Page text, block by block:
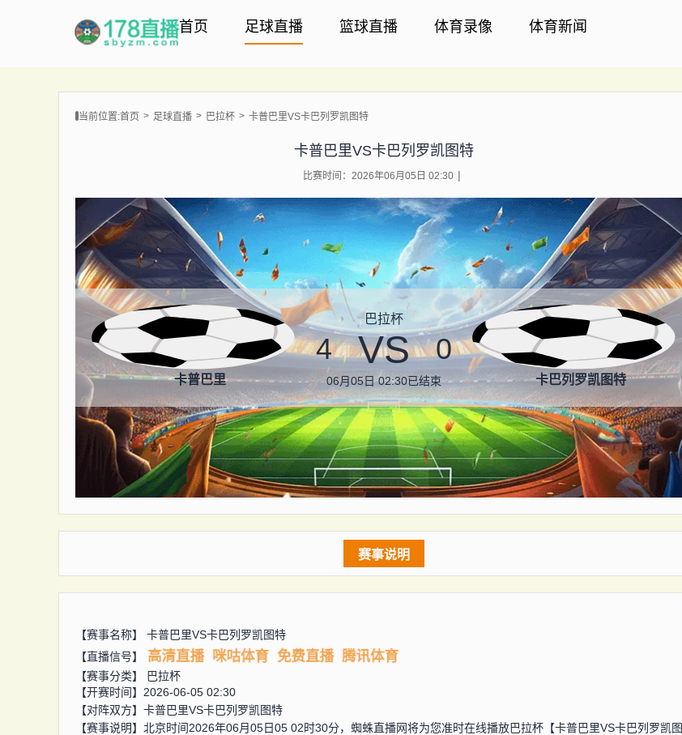
首页 足球直播 篮球直播 体育录像 体育新闻
当前位置:首页 足球直播 巴拉杯 卡普巴里VS卡巴列罗凯图特
卡普巴里VS卡巴列罗凯图特
比赛时间：2026年06月05日 02:30
卡普巴里
巴拉杯
4 VS 0
06月05日 02:30已结束 卡巴列罗凯图特
赛事说明
【赛事名称】 卡普巴里VS卡巴列罗凯图特
【直播信号】
高清直播 咪咕体育 免费直播 腾讯体育
【赛事分类】
巴拉杯
【开赛时间】2026-06-05 02:30
【对阵双方】 卡普巴里VS卡巴列罗凯图特
【赛事说明】北京时间2026年06月05日05 02时30分，蜘蛛直播网将为您准时在线播放巴拉杯【卡普巴里VS卡巴列罗凯图